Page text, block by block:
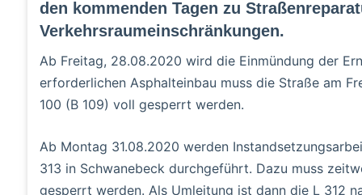
den kommenden Tagen zu
Verkehrsraumeinschränkungen.
Ab Freitag, 28.08.2020 wird die Einmündung der
erforderlichen Asphalteinbau muss die Straße am
100 (B 109) voll gesperrt werden.
Ab Montag 31.08.2020 werden
313 in Schwanebeck durchgeführt. Dazu muss
gesperrt werden. Als Umleitung ist dann die L 312